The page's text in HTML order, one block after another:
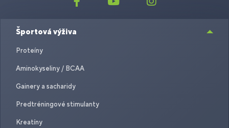
Športová výživa
Proteíny
Aminokyseliny / BCAA
Gainery a sacharidy
Predtréningové stimulanty
Kreatíny